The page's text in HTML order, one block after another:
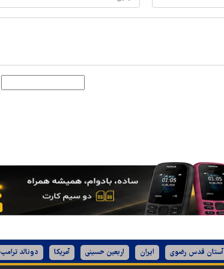
آستان قدس رضوی ایران اربعین حسینی آمریکا دونالد ترامپ